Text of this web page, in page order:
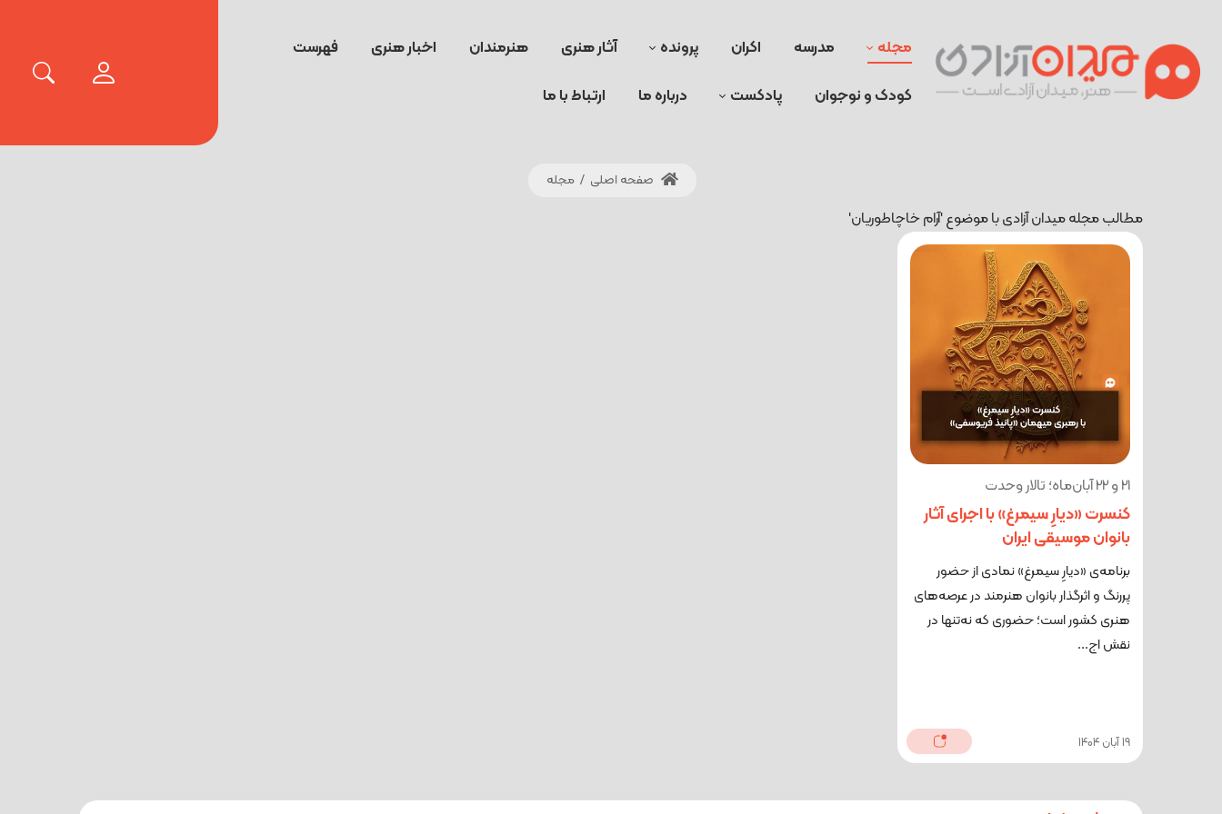
مجله مدرسه اکران پرونده آثار هنری هنرمندان اخبار هنری فهرست
کودک و نوجوان پادکست درباره ما ارتباط با ما
صفحه اصلی / مجله
مطالب مجله میدان آزادی با موضوع 'آرام خاچاطوریان'
21 و 22 آبان‌ماه؛ تالار وحدت
کنسرت «دیارِ سیمرغ» با اجرای آثار
بانوان موسیقی ایران
برنامه‌ی «دیارِ سیمرغ» نمادی از حضور
پررنگ و اثرگذار بانوان هنرمند در عرصه‌های
هنری کشور است؛ حضوری که نه‌تنها در
نقش اج...
19 آبان 1404